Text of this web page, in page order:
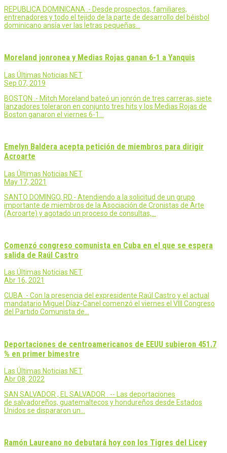
REPUBLICA DOMINICANA .- Desde prospectos, familiares,
entrenadores y todo el tejido de la parte de desarrollo del béisbol
dominicano ansía ver las letras pequeñas…
Moreland jonronea y Medias Rojas ganan 6-1 a Yanquis
Las Últimas Noticias NET
Sep 07, 2019
BOSTON .- Mitch Moreland bateó un jonrón de tres carreras, siete
lanzadores toleraron en conjunto tres hits y los Medias Rojas de
Boston ganaron el viernes 6-1…
Emelyn Baldera acepta petición de miembros para dirigir
Acroarte
Las Últimas Noticias NET
May 17, 2021
SANTO DOMINGO, RD.- Atendiendo a la solicitud de un grupo
importante de miembros de la Asociación de Cronistas de Arte
(Acroarte) y agotado un proceso de consultas,…
Comenzó congreso comunista en Cuba en el que se espera
salida de Raúl Castro
Las Últimas Noticias NET
Abr 16, 2021
CUBA .- Con la presencia del expresidente Raúl Castro y el actual
mandatario Miguel Díaz-Canel comenzó el viernes el VIII Congreso
del Partido Comunista de…
Deportaciones de centroamericanos de EEUU subieron 451.7
% en primer bimestre
Las Últimas Noticias NET
Abr 08, 2022
SAN SALVADOR , EL SALVADOR . -- Las deportaciones
de salvadoreños, guatemaltecos y hondureños desde Estados
Unidos se dispararon un…
Ramón Laureano no debutará hoy con los Tigres del Licey